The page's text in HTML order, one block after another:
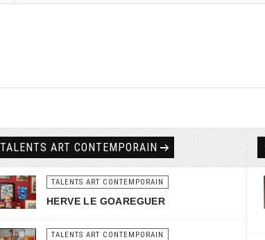
TALENTS ART CONTEMPORAIN
TALENTS ART CONTEMPORAIN
HERVE LE GOAREGUER
TALENTS ART CONTEMPORAIN